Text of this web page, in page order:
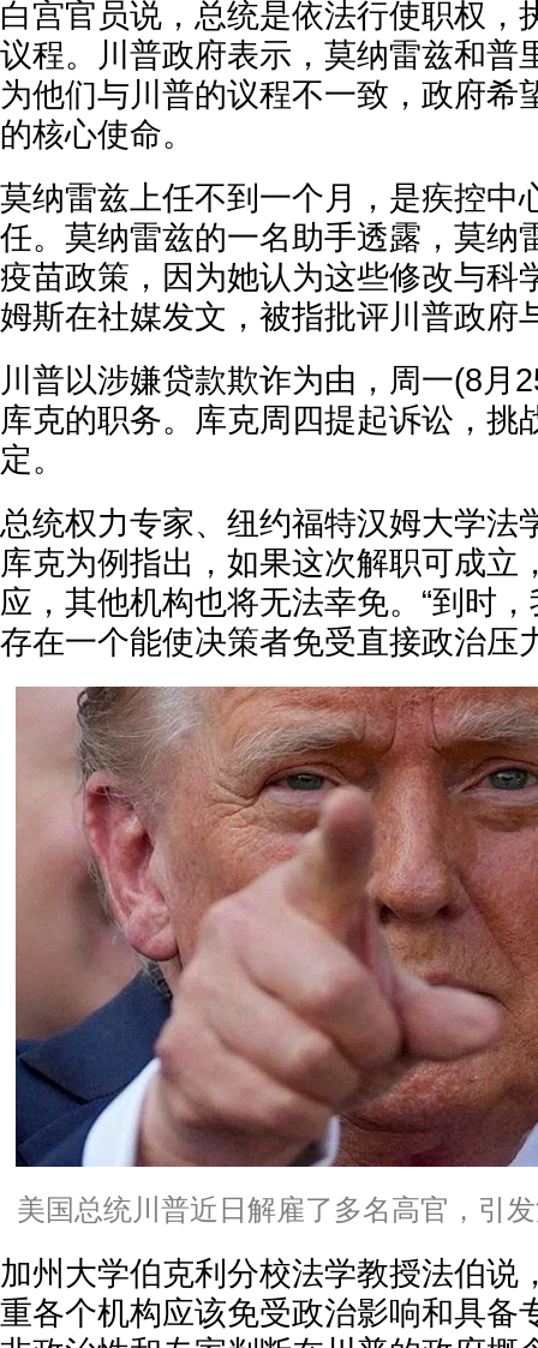
白宫官员说，总统是依法行使职权，
议程。川普政府表示，莫纳雷兹和普
为他们与川普的议程不一致，政府希
的核心使命。
莫纳雷兹上任不到一个月，是疾控中
任。莫纳雷兹的一名助手透露，莫纳
疫苗政策，因为她认为这些修改与科
姆斯在社媒发文，被指批评川普政府
川普以涉嫌贷款欺诈为由，周一(8月
库克的职务。库克周四提起诉讼，挑
定。
总统权力专家、纽约福特汉姆大学法
库克为例指出，如果这次解职可成立
应，其他机构也将无法幸免。“到时
存在一个能使决策者免受直接政治压
美国总统川普近日解雇了多名高官，引
加州大学伯克利分校法学教授法伯说
重各个机构应该免受政治影响和具备